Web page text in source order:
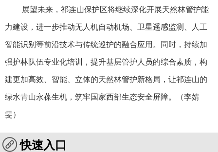
展望未来，祁连山保护区将继续深化开展天然林管护能
力建设，进一步推动无人机自动机场、卫星遥感监测、人工
智能识别等前沿技术与传统巡护的融合应用。同时，持续加
强护林队伍专业化培训，提升基层管护人员的综合素质，构
建更加高效、智能、立体的天然林管护新格局，让祁连山的
绿水青山永葆生机，筑牢国家西部生态安全屏障。（李婧
雯）
快速入口